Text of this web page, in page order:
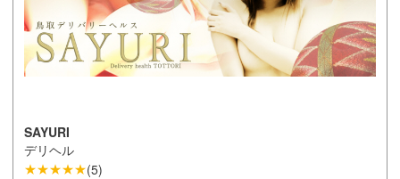
SAYURI
デリヘル
★★★★★(5)